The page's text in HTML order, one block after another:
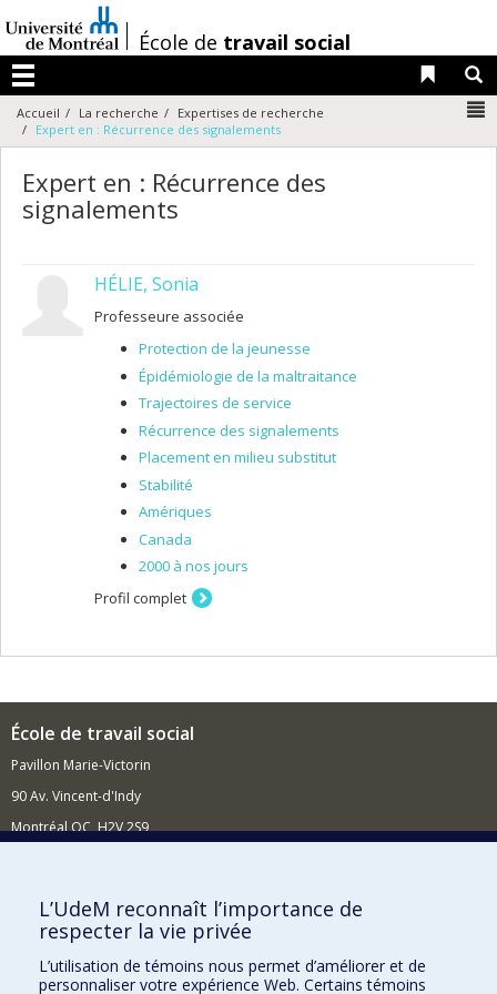
au
contenu
/École de travail social
Menu
Liens
Accueil La recherche
Expertises de recherche
Expert en : Récurrence des signalements
Expert en : Récurrence des
signalements
HÉLIE, Sonia
Professeure associée
Protection de la jeunesse
Épidémiologie de la maltraitance
Trajectoires de service
Récurrence des signalements
Placement en milieu substitut
Stabilité
Amériques
Canada
2000 à nos jours
Profil complet
École de travail social
Pavillon Marie-Victorin
90 Av. Vincent-d'Indy
Montréal QC H2V 2S9
Comment soutenir l'École?
BESOIN D'AIDE?
Plan du site
L’UdeM reconnaît l’importance de
respecter la vie privée
L’utilisation de témoins nous permet d’améliorer et de
personnaliser votre expérience Web. Certains témoins